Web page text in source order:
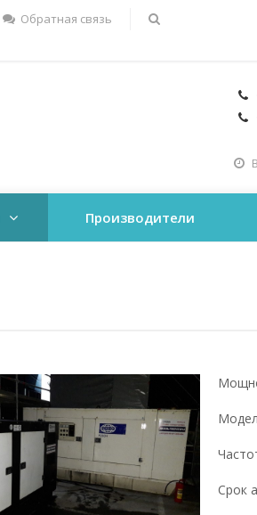
Обратная связь
Производители
Срок